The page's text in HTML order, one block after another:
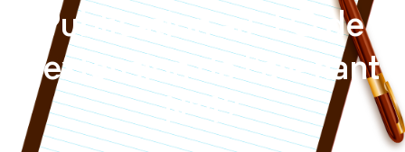
Publication au J.O de
l’extension de l’avenant
N°42